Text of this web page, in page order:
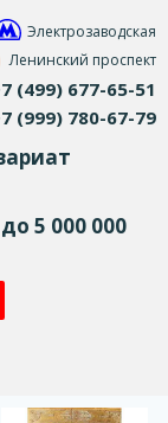
Электрозаводская
Ленинский проспект
(499) 677-65-51
(999) 780-67-79
5 000 000